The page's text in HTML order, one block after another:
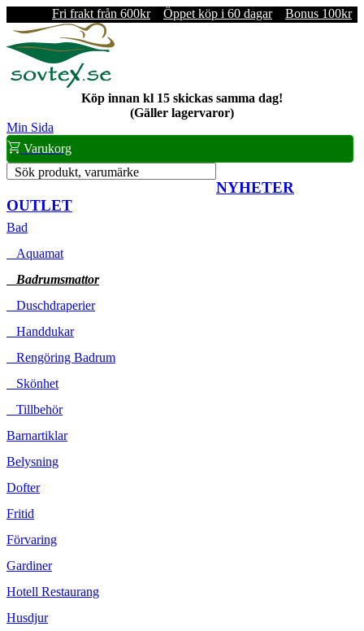
Fri frakt från 600kr Öppet köp i 60 dagar Bonus 100kr
Köp innan kl 15 skickas samma dag!
(Gäller lagervaror)
Min Sida
Varukorg
Sök produkt, varumärke
NYHETER
OUTLET
Bad
Aquamat
Badrumsmattor
Duschdraperier
Handdukar
Rengöring Badrum
Skönhet
Tillbehör
Barnartiklar
Belysning
Dofter
Fritid
Förvaring
Gardiner
Hotell Restaurang
Husdjur